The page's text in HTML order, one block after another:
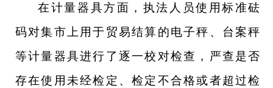
在计量器具方面，执法人员使用标准砝
码对集市上用于贸易结算的电子秤、台案秤
等计量器具进行了逐一校对检查，严查是否
存在使用未经检定、检定不合格或者超过检